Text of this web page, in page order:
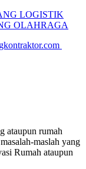
LOGISTIK
OLAHRAGA
ataupun rumah
maslah yang
Rumah ataupun